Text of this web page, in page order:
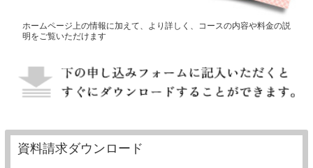
ホームページ上の情報に加えて、より詳しく、コースの内容や料金の説
明をご覧いただけます
資料請求ダウンロード